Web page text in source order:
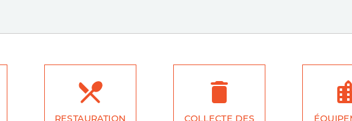
RESTAURATION COLLECTE DES